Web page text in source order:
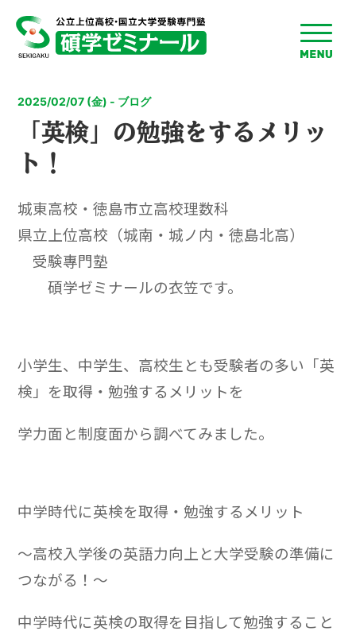
toggle
menu
2025/02/07 (金) - ブログ
「英検」の勉強をするメリッ
ト！
城東高校・徳島市立高校理数科
県立上位高校（城南・城ノ内・徳島北高）
受験專門塾
碩学ゼミナールの衣笠です。
小学生、中学生、高校生とも受験者の多い「英
検」を取得・勉強するメリットを
学力面と制度面から調べてみました。
中学時代に英検を取得・勉強するメリット
～高校入学後の英語力向上と大学受験の準備に
つながる！～
中学時代に英検の取得を目指して勉強すること